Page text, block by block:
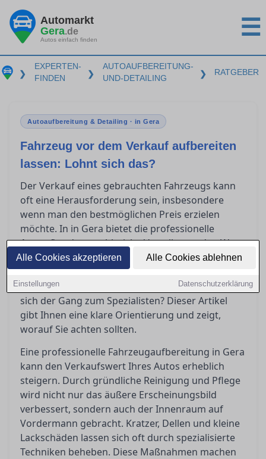
Alle Cookies akzeptieren Alle Cookies ablehnen
Einstellungen Datenschutzerklärung
Automarkt
Gera.de
Autos einfach finden ☰
❯
EXPERTEN-
FINDEN
❯
AUTOAUFBEREITUNG-
UND-DETAILING
❯ RATGEBER
Autoaufbereitung & Detailing · in Gera
Fahrzeug vor dem Verkauf aufbereiten
lassen: Lohnt sich das?
Der Verkauf eines gebrauchten Fahrzeugs kann
oft eine Herausforderung sein, insbesondere
wenn man den bestmöglichen Preis erzielen
möchte. In in Gera bietet die professionelle
Autoaufbereitungzahlreiche Vorteile, um den Wert
des Fahrzeugs zu steigern. Doch welche
Maßnahmen sind wirklich notwendig, welche
Kosten kommen auf einen zu, und wann lohnt
sich der Gang zum Spezialisten? Dieser Artikel
gibt Ihnen eine klare Orientierung und zeigt,
worauf Sie achten sollten.
Eine professionelle Fahrzeugaufbereitung in Gera
kann den Verkaufswert Ihres Autos erheblich
steigern. Durch gründliche Reinigung und Pflege
wird nicht nur das äußere Erscheinungsbild
verbessert, sondern auch der Innenraum auf
Vordermann gebracht. Kratzer, Dellen und kleine
Lackschäden lassen sich oft durch spezialisierte
Techniken beheben. Diese Maßnahmen machen